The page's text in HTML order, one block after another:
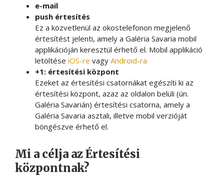
e-mail
push értesítés
Ez a közvetlenül az okostelefonon megjelenő
értesítést jelenti, amely a Galéria Savaria mobil
applikációján keresztül érhető el. Mobil applikáció
letöltése iOS-re vagy Android-ra
+1: értesítési központ
Ezeket az értesítési csatornákat egészíti ki az
értesítési központ, azaz az oldalon belüli (ún.
Galéria Savarián) értesítési csatorna, amely a
Galéria Savaria asztali, illetve mobil verzióját
böngészve érhető el.
Mi a célja az Értesítési
központnak?